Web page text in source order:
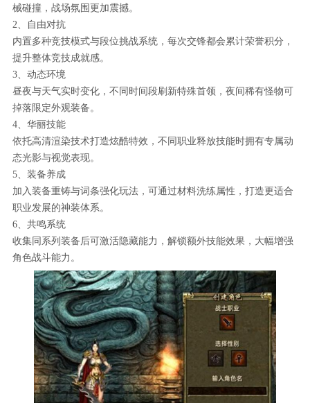
械碰撞，战场氛围更加震撼。
2、自由对抗
内置多种竞技模式与段位挑战系统，每次交锋都会累计荣誉积分，
提升整体竞技成就感。
3、动态环境
昼夜与天气实时变化，不同时间段刷新特殊首领，夜间稀有怪物可
掉落限定外观装备。
4、华丽技能
依托高清渲染技术打造炫酷特效，不同职业释放技能时拥有专属动
态光影与视觉表现。
5、装备养成
加入装备重铸与词条强化玩法，可通过材料洗练属性，打造更适合
职业发展的神装体系。
6、共鸣系统
收集同系列装备后可激活隐藏能力，解锁额外技能效果，大幅增强
角色战斗能力。